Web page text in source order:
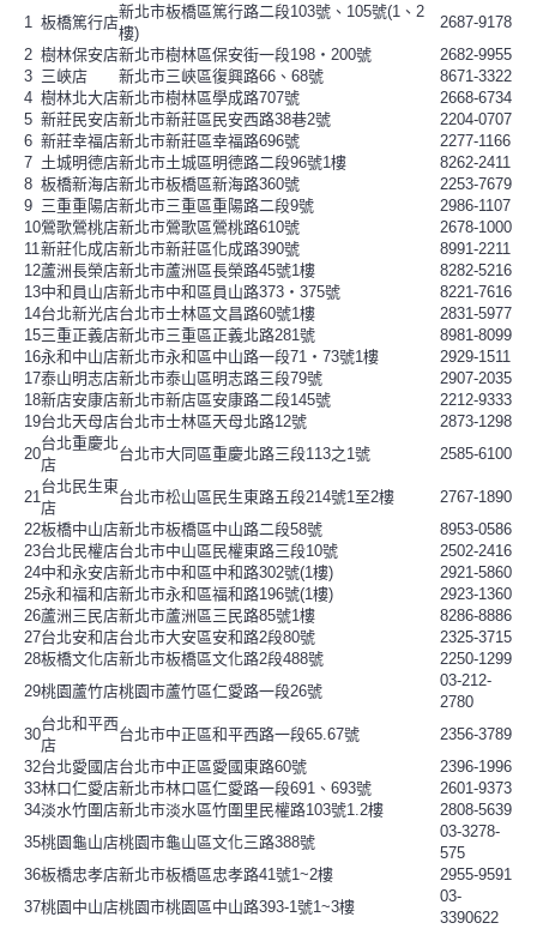
1 板橋篤行店
新北市板橋區篤行路二段103號、105號(1、2
樓)
2687-9178
2 樹林保安店新北市樹林區保安街一段198‧200號
2682-9955
3 三峽店 新北市三峽區復興路66、68號
8671-3322
4 樹林北大店新北市樹林區學成路707號
2668-6734
5 新莊民安店新北市新莊區民安西路38巷2號
2204-0707
6 新莊幸福店新北市新莊區幸福路696號
2277-1166
7 土城明德店新北市土城區明德路二段96號1樓
8262-2411
8 板橋新海店新北市板橋區新海路360號
2253-7679
9 三重重陽店新北市三重區重陽路二段9號
2986-1107
10鶯歌鶯桃店新北市鶯歌區鶯桃路610號
2678-1000
11新莊化成店新北市新莊區化成路390號
8991-2211
12蘆洲長榮店新北市蘆洲區長榮路45號1樓
8282-5216
13中和員山店新北市中和區員山路373‧375號
8221-7616
14台北新光店台北市士林區文昌路60號1樓
2831-5977
15三重正義店新北市三重區正義北路281號
8981-8099
16永和中山店新北市永和區中山路一段71‧73號1樓
2929-1511
17泰山明志店新北市泰山區明志路三段79號
2907-2035
18新店安康店新北市新店區安康路二段145號
2212-9333
19台北天母店台北市士林區天母北路12號
2873-1298
20
台北重慶北
店
台北市大同區重慶北路三段113之1號 2585-6100
21
台北民生東
店
台北市松山區民生東路五段214號1至2樓
2767-1890
22板橋中山店新北市板橋區中山路二段58號
8953-0586
23台北民權店台北市中山區民權東路三段10號
2502-2416
24中和永安店新北市中和區中和路302號(1樓)
2921-5860
25永和福和店新北市永和區福和路196號(1樓)
2923-1360
26蘆洲三民店新北市蘆洲區三民路85號1樓
8286-8886
27台北安和店台北市大安區安和路2段80號
2325-3715
28板橋文化店新北市板橋區文化路2段488號
2250-1299
29桃園蘆竹店桃園市蘆竹區仁愛路一段26號
03-212-
2780
30
台北和平西
店
台北市中正區和平西路一段65.67號
2356-3789
32台北愛國店台北市中正區愛國東路60號
2396-1996
33林口仁愛店新北市林口區仁愛路一段691、693號
2601-9373
34淡水竹圍店新北市淡水區竹圍里民權路103號1.2樓
2808-5639
35桃園龜山店桃園市龜山區文化三路388號
03-3278-
575
36板橋忠孝店新北市板橋區忠孝路41號1~2樓
2955-9591
37桃園中山店桃園市桃園區中山路393-1號1~3樓
03-
3390622